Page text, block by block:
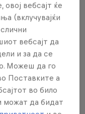
вебсајт ќе
(вклучувајќи
вебсајт да
и за да се
Можеш да го
Поставките а
во било
можат да бидат